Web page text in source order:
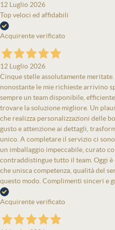
12 Luglio 2026
Top veloci ed affidabili
Acquirente verificato
12 Luglio 2026
Cinque stelle assolutamente
nonostante le mie richieste arrivino
sempre un team disponibile,
trovare la soluzione migliore. Un
che realizza personalizzazioni delle
gusto e attenzione ai dettagli,
unico. A completare il servizio ci
un imballaggio impeccabile, curato
contraddistingue tutto il team. Oggi è
che unisca competenza, qualità del
questo modo. Complimenti sinceri e
Acquirente verificato